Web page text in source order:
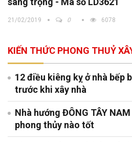
21/02/2019 0 6078
KIẾN THỨC PHONG THUỶ
12 điều kiêng kỵ ở nhà bếp
trước khi xây nhà
Nhà hướng ĐÔNG TÂY
phong thủy nào tốt